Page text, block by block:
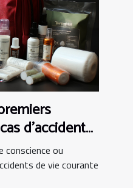
d’accident
conscience ou
de vie courante